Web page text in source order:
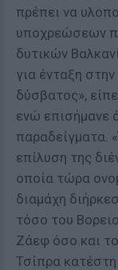
πρέπει να
υποχρεώσεων
δυτικών
για ένταξη
δύσβατος»,
ενώ επισήμανε
παραδείγματα.
επίλυση της
οποία τώρα
διαμάχη
τόσο του
Ζάεφ όσο και
Τσίπρα